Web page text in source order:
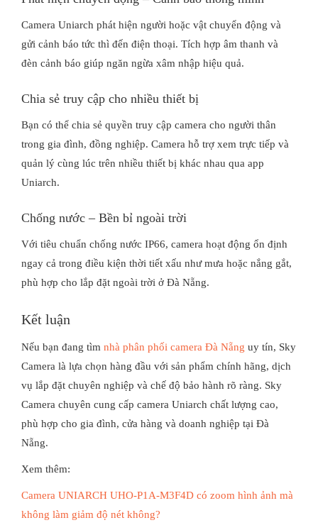
Camera Uniarch phát hiện người hoặc vật chuyển động và
gửi cảnh báo tức thì đến điện thoại. Tích hợp âm thanh và
đèn cảnh báo giúp ngăn ngừa xâm nhập hiệu quả.
Chia sẻ truy cập cho nhiều thiết bị
Bạn có thể chia sẻ quyền truy cập camera cho người thân
trong gia đình, đồng nghiệp. Camera hỗ trợ xem trực tiếp và
quản lý cùng lúc trên nhiều thiết bị khác nhau qua app
Uniarch.
Chống nước – Bền bỉ ngoài trời
Với tiêu chuẩn chống nước IP66, camera hoạt động ổn định
ngay cả trong điều kiện thời tiết xấu như mưa hoặc nắng gắt,
phù hợp cho lắp đặt ngoài trời ở Đà Nẵng.
Kết luận
Nếu bạn đang tìm nhà phân phối camera Đà Nẵng uy tín, Sky
Camera là lựa chọn hàng đầu với sản phẩm chính hãng, dịch
vụ lắp đặt chuyên nghiệp và chế độ bảo hành rõ ràng. Sky
Camera chuyên cung cấp camera Uniarch chất lượng cao,
phù hợp cho gia đình, cửa hàng và doanh nghiệp tại Đà
Nẵng.
Xem thêm:
Camera UNIARCH UHO-P1A-M3F4D có zoom hình ảnh mà
không làm giảm độ nét không?